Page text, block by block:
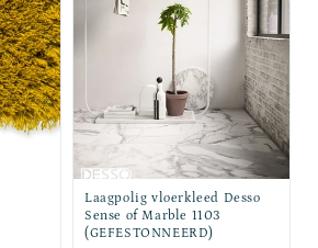
Laagpolig vloerkleed Desso
Sense of Marble 1103
(GEFESTONNEERD)